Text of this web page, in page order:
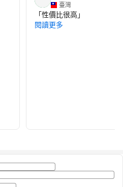
臺灣
「性價比很高」
閱讀更多